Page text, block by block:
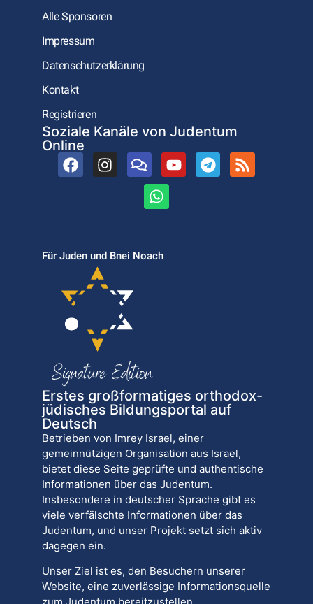
Alle Sponsoren
Impressum
Datenschutzerklärung
Kontakt
Registrieren
Soziale Kanäle von Judentum
Online
Für Juden und Bnei Noach
Erstes großformatiges orthodox-
jüdisches Bildungsportal auf
Deutsch
Betrieben von Imrey Israel, einer
gemeinnützigen Organisation aus Israel,
bietet diese Seite geprüfte und authentische
Informationen über das Judentum.
Insbesondere in deutscher Sprache gibt es
viele verfälschte Informationen über das
Judentum, und unser Projekt setzt sich aktiv
dagegen ein.
Unser Ziel ist es, den Besuchern unserer
Website, eine zuverlässige Informationsquelle